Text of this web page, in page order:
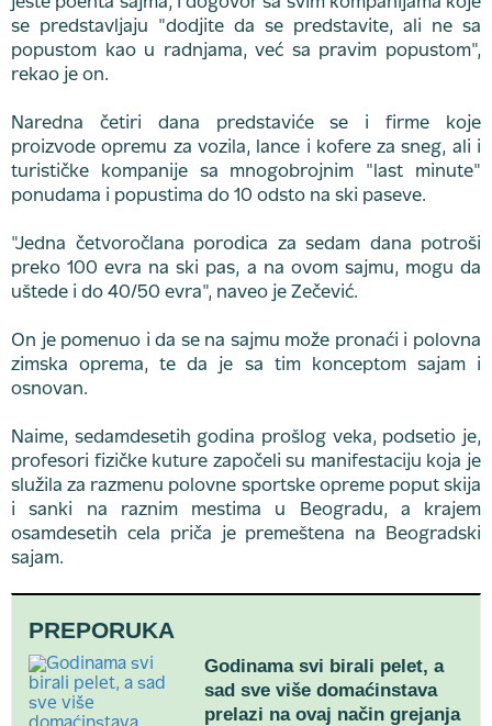
se predstavljaju "dodjite da se predstavite, ali ne sa
popustom kao u radnjama, već sa pravim popustom",
rekao je on.
Naredna četiri dana predstaviće se i firme koje
proizvode opremu za vozila, lance i kofere za sneg, ali i
turističke kompanije sa mnogobrojnim "last minute"
ponudama i popustima do 10 odsto na ski paseve.
"Jedna četvoročlana porodica za sedam dana potroši
preko 100 evra na ski pas, a na ovom sajmu, mogu da
uštede i do 40/50 evra", naveo je Zečević.
On je pomenuo i da se na sajmu može pronaći i polovna
zimska oprema, te da je sa tim konceptom sajam i
osnovan.
Naime, sedamdesetih godina prošlog veka, podsetio je,
profesori fizičke kuture započeli su manifestaciju koja je
služila za razmenu polovne sportske opreme poput skija
i sanki na raznim mestima u Beogradu, a krajem
osamdesetih cela priča je premeštena na Beogradski
sajam.
PREPORUKA
Godinama svi birali pelet, a
sad sve više domaćinstava
prelazi na ovaj način grejanja